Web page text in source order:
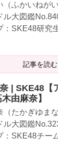
（ふかいねが
ル大図鑑
：SKE48研究
記事を読む
| SKE48【
由麻奈】
（たかぎゆま
ル大図鑑
：SKE48チー